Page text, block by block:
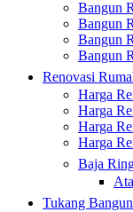
Bangun
Bangun
Bangun
Bangun
Renovasi
Harga
Harga
Harga
Harga
Baja
Tukang